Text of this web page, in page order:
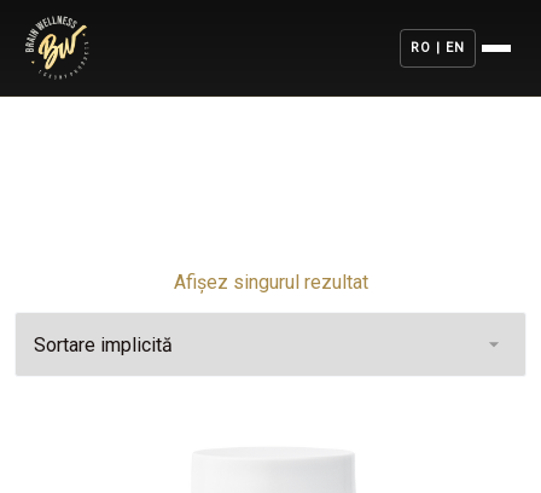
RO | EN
Afișez singurul rezultat